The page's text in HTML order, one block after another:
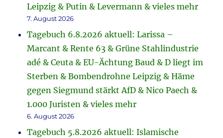
Leipzig & Putin & Levermann & vieles mehr
7. August 2026
Tagebuch 6.8.2026 aktuell: Larissa –
Marcant & Rente 63 & Grüne Stahlindustrie
adé & Ceuta & EU-Ächtung Baud & D liegt im
Sterben & Bombendrohne Leipzig & Häme
gegen Siegmund stärkt AfD & Nico Paech &
1.000 Juristen & vieles mehr
6. August 2026
Tagebuch 5.8.2026 aktuell: Islamische